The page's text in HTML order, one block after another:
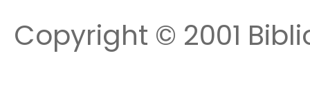
Copyright © 2001